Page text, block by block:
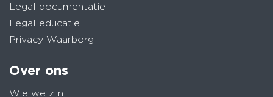
Legal documentatie
Legal educatie
Privacy Waarborg
Over ons
Wie we zijn